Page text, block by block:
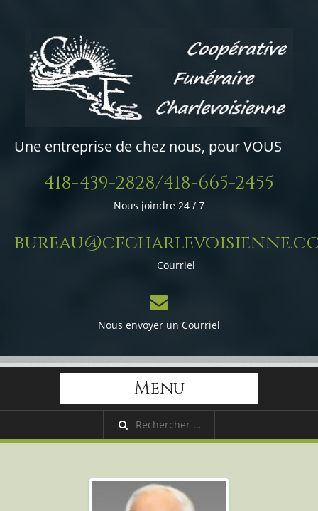
Une entreprise de chez nous, pour VOUS
418-439-2828/418-665-2455
Nous joindre 24 / 7
Courriel
Nous envoyer un Courriel
Menu